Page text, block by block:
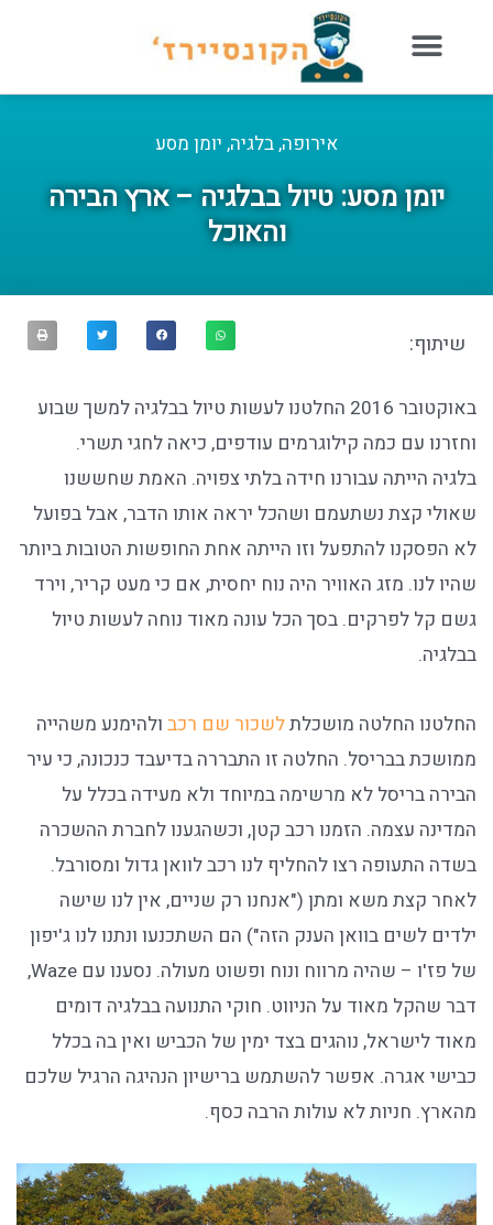
אירופה,בלגיה, יומן מסע
יומן מסע: טיול בבלגיה – ארץ הבירה
והאוכל
שיתוף:
באוקטובר 2016 החלטנו לעשות טיול בבלגיה למשך שבוע
וחזרנו עם כמה קילוגרמים עודפים, כיאה לחגי תשרי.
בלגיה הייתה עבורנו חידה בלתי צפויה. האמת שחששנו
שאולי קצת נשתעמם ושהכל יראה אותו הדבר, אבל בפועל
לא הפסקנו להתפעל וזו הייתה אחת החופשות הטובות ביותר
שהיו לנו. מזג האוויר היה נוח יחסית, אם כי מעט קריר, וירד
גשם קל לפרקים. בסך הכל עונה מאוד נוחה לעשות טיול
בבלגיה.
החלטנו החלטה מושכלתלשכור שם רכב ולהימנע משהייה
ממושכת בבריסל. החלטה זו התבררה בדיעבד כנכונה, כי עיר
הבירה בריסל לא מרשימה במיוחד ולא מעידה בכלל על
המדינה עצמה. הזמנו רכב קטן, וכשהגענו לחברת ההשכרה
בשדה התעופה רצו להחליף לנו רכב לוואן גדול ומסורבל.
לאחר קצת משא ומתן ("אנחנו רק שניים, אין לנו שישה
ילדים לשים בוואן הענק הזה") הם השתכנעו ונתנו לנו ג'יפון
של פז'ו – שהיה מרווח ונוח ופשוט מעולה. נסענו עם Waze,
דבר שהקל מאוד על הניווט. חוקי התנועה בבלגיה דומים
מאוד לישראל, נוהגים בצד ימין של הכביש ואין בה בכלל
כבישי אגרה. אפשר להשתמש ברישיון הנהיגה הרגיל שלכם
מהארץ. חניות לא עולות הרבה כסף.